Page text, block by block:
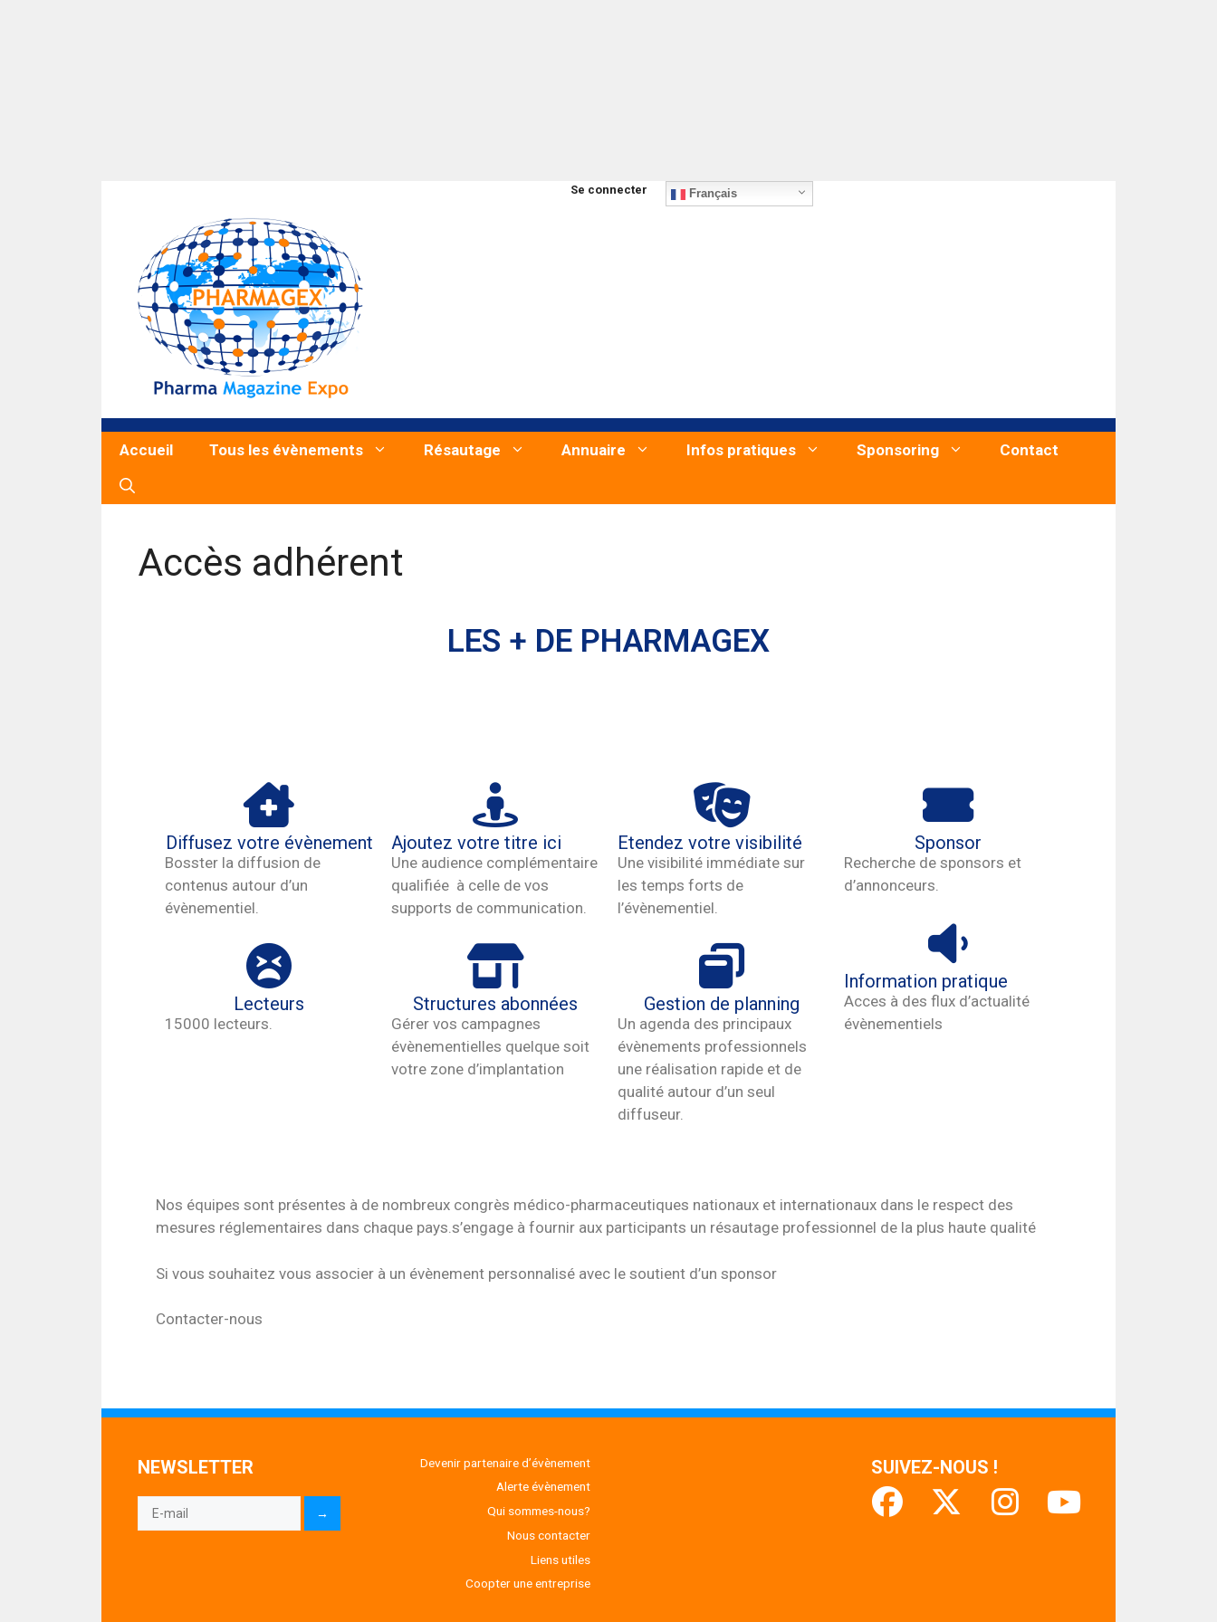
Se connecter Français
Accueil Tous les évènements Résautage Annuaire Infos pratiques Sponsoring Contact
Accès adhérent
LES + DE PHARMAGEX
Diffusez votre évènement
Bosster la diffusion de
contenus autour d’un
évènementiel.
Lecteurs
15000 lecteurs.
Ajoutez votre titre ici
Une audience complémentaire
qualifiée à celle de vos
supports de communication.
Structures abonnées
Gérer vos campagnes
évènementielles quelque soit
votre zone d’implantation
Etendez votre visibilité
Une visibilité immédiate sur
les temps forts de
l’évènementiel.
Gestion de planning
Un agenda des principaux
évènements professionnels
une réalisation rapide et de
qualité autour d’un seul
diffuseur.
Sponsor
Recherche de sponsors et
d’annonceurs.
Information pratique
Acces à des flux d’actualité
évènementiels
Nos équipes sont présentes à de nombreux congrès médico-pharmaceutiques nationaux et internationaux dans le respect des
mesures réglementaires dans chaque pays.s’engage à fournir aux participants un résautage professionnel de la plus haute qualité
Si vous souhaitez vous associer à un évènement personnalisé avec le soutient d’un sponsor
Contacter-nous
NEWSLETTER
Devenir partenaire d’évènement
Alerte évènement
Qui sommes-nous?
Nous contacter
Liens utiles
Coopter une entreprise
SUIVEZ-NOUS !